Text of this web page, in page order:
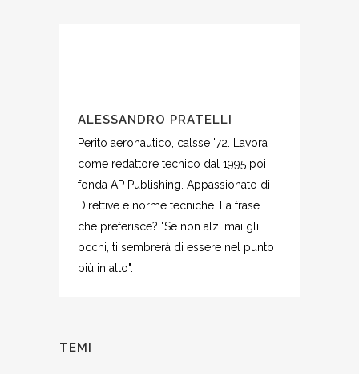
ALESSANDRO PRATELLI
Perito aeronautico, calsse '72. Lavora
come redattore tecnico dal 1995 poi
fonda AP Publishing. Appassionato di
Direttive e norme tecniche. La frase
che preferisce? "Se non alzi mai gli
occhi, ti sembrerà di essere nel punto
più in alto".
TEMI